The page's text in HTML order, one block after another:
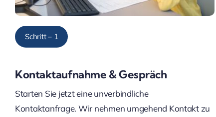
Schritt – 1
Kontaktaufnahme & Gespräch
Starten Sie jetzt eine unverbindliche
Kontaktanfrage. Wir nehmen umgehend Kontakt zu